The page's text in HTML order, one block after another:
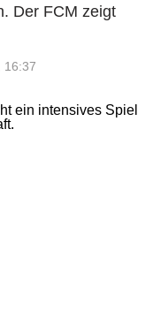
Der FCM zeigt
16:37